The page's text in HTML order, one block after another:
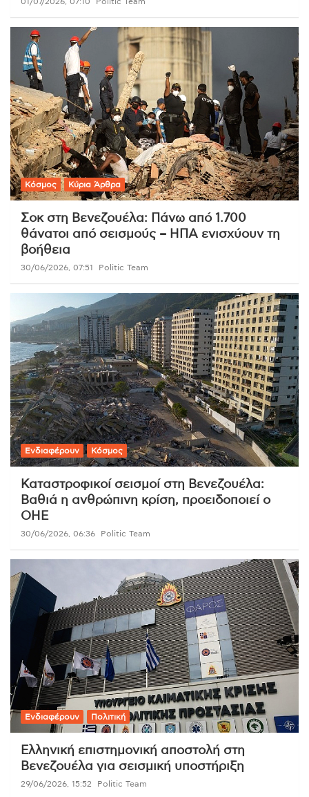
Κόσμος Κύρια Άρθρα
Σοκ στη Βενεζουέλα: Πάνω από 1.700
θάνατοι από σεισμούς – ΗΠΑ ενισχύουν τη
βοήθεια
30/06/2026, 07:51 Politic Team
Ενδιαφέρουν Κόσμος
Καταστροφικοί σεισμοί στη Βενεζουέλα:
Βαθιά η ανθρώπινη κρίση, προειδοποιεί ο
ΟΗΕ
30/06/2026, 06:36 Politic Team
Ενδιαφέρουν Πολιτική
Ελληνική επιστημονική αποστολή στη
Βενεζουέλα για σεισμική υποστήριξη
29/06/2026, 15:52 Politic Team